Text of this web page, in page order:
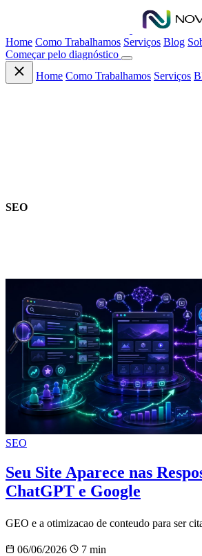
Home Como Trabalhamos Serviços Blog
Começar pelo diagnóstico
Home Como Trabalhamos Serviços
SEO
SEO
Seu Site Aparece nas
ChatGPT e Google
GEO e a otimizacao de conteudo para ser
06/06/2026 7 min